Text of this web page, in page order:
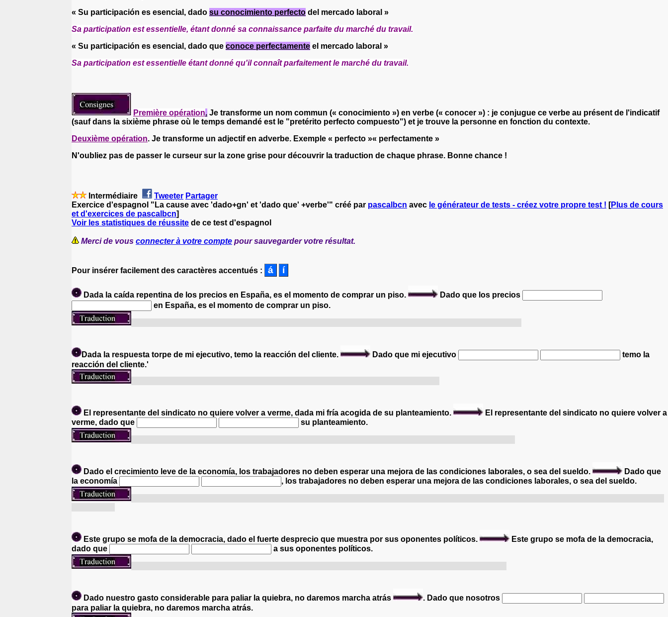
« Su participación es esencial, dado su conocimiento perfecto del mercado laboral »
Sa participation est essentielle, étant donné sa connaissance parfaite du marché du travail.
« Su participación es esencial, dado que conoce perfectamente el mercado laboral »
Sa participation est essentielle étant donné qu'il connaît parfaitement le marché du travail.
Première opération. Je transforme un nom commun (« conocimiento ») en verbe (« conocer ») : je conjugue ce verbe au présent de l'indicatif
(sauf dans la sixième phrase où le temps demandé est le "pretérito perfecto compuesto") et je trouve la personne en fonction du contexte.
Deuxième opération. Je transforme un adjectif en adverbe. Exemple « perfecto »« perfectamente »
N'oubliez pas de passer le curseur sur la zone grise pour découvrir la traduction de chaque phrase. Bonne chance !
Intermédiaire Tweeter Partager
Exercice d'espagnol "La cause avec 'dado+gn' et 'dado que' +verbe'" créé par pascalbcn avec le générateur de tests - créez votre propre test ! [Plus de cours
et d'exercices de pascalbcn]
Voir les statistiques de réussite de ce test d'espagnol
Merci de vous connecter à votre compte pour sauvegarder votre résultat.
Pour insérer facilement des caractères accentués :
Dada la caída repentina de los precios en España, es el momento de comprar un piso.
Dado que los precios
en España, es el momento de comprar un piso.
Dada la respuesta torpe de mi ejecutivo, temo la reacción del cliente. Dado que mi ejecutivo
temo la
reacción del cliente.'
El representante del sindicato no quiere volver a verme, dada mi fría acogida de su planteamiento.
El representante del sindicato no quiere volver a
verme, dado que
su planteamiento.
Dado el crecimiento leve de la economía, los trabajadores no deben esperar una mejora de las condiciones laborales, o sea del sueldo.
Dado que
la economía
, los trabajadores no deben esperar una mejora de las condiciones laborales, o sea del sueldo.
Este grupo se mofa de la democracia, dado el fuerte desprecio que muestra por sus oponentes políticos.
Este grupo se mofa de la democracia,
dado que
a sus oponentes políticos.
Dado nuestro gasto considerable para paliar la quiebra, no daremos marcha atrás
. Dado que nosotros
para paliar la quiebra, no daremos marcha atrás.